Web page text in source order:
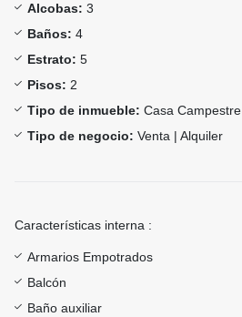
Alcobas: 3
Baños: 4
Estrato: 5
Pisos: 2
Tipo de inmueble: Casa Campestre
Tipo de negocio: Venta | Alquiler
Características interna :
Armarios Empotrados
Balcón
Baño auxiliar